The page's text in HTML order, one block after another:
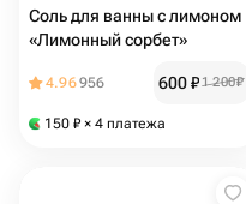
Соль для ванны с лимоном
«Лимонный сорбет»
4.96956 600₽1 200₽
150 ₽ × 4 платежа